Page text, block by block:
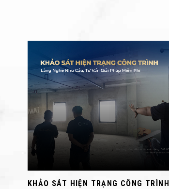
KHẢO SÁT HIỆN TRẠNG CÔNG TRÌNH